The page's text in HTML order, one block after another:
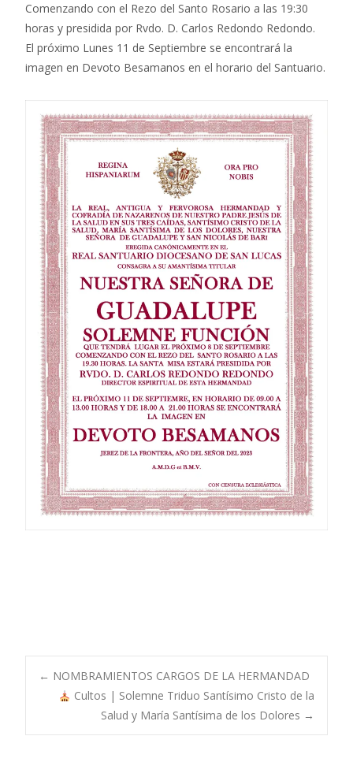
Comenzando con el Rezo del Santo Rosario a las 19:30
horas y presidida por Rvdo. D. Carlos Redondo Redondo.
El próximo Lunes 11 de Septiembre se encontrará la
imagen en Devoto Besamanos en el horario del Santuario.
Navegación
de
← NOMBRAMIENTOS CARGOS DE LA HERMANDAD
Cultos | Solemne Triduo Santísimo Cristo de la
Salud y María Santísima de los Dolores →